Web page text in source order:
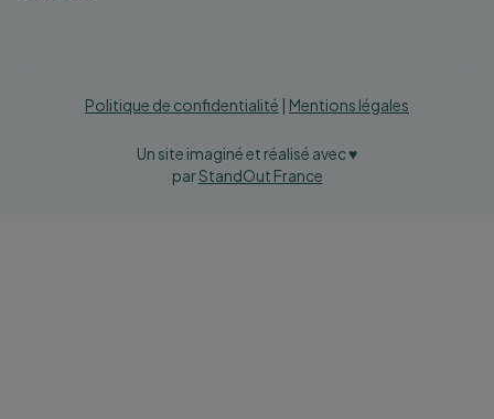
Politique de confidentialité Mentions légales
Un site imaginé et réalisé avec ♥
parStandOut France